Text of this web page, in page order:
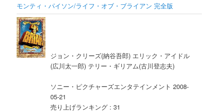
モンティ・パイソン/ライフ・オブ・ブライアン 完全版
ジョン・クリーズ(納谷吾郎) エリック・アイドル
(広川太一郎) テリー・ギリアム(古川登志夫)
ソニー・ピクチャーズエンタテインメント 2008-
05-21
売り上げランキング : 31